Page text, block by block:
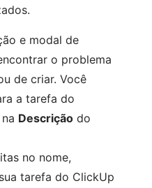
e modal de
o problema
de criar. Você
a tarefa do
Descrição do
no nome,
tarefa do ClickUp